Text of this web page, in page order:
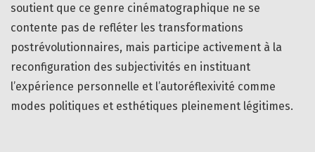
soutient que ce genre cinématographique ne se
contente pas de refléter les transformations
postrévolutionnaires, mais participe activement à la
reconfiguration des subjectivités en instituant
l’expérience personnelle et l’autoréflexivité comme
modes politiques et esthétiques pleinement légitimes.